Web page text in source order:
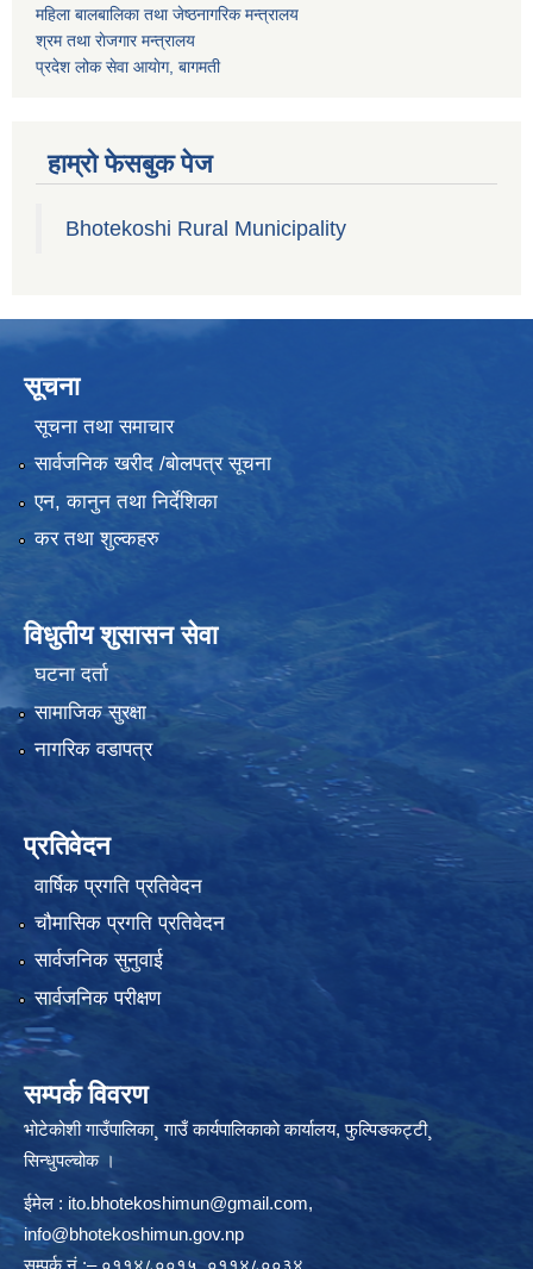
महिला बालबालिका तथा जेष्ठनागरिक मन्त्रालय
श्रम तथा राेजगार मन्त्रालय
प्रदेश लोक सेवा आयाेग, बागमती
हाम्रो फेसबुक पेज
Bhotekoshi Rural Municipality
सूचना
सूचना तथा समाचार
सार्वजनिक खरीद /बोलपत्र सूचना
एन, कानुन तथा निर्देशिका
कर तथा शुल्कहरु
विधुतीय शुसासन सेवा
घटना दर्ता
सामाजिक सुरक्षा
नागरिक वडापत्र
प्रतिवेदन
वार्षिक प्रगति प्रतिवेदन
चौमासिक प्रगति प्रतिवेदन
सार्वजनिक सुनुवाई
सार्वजनिक परीक्षण
सम्पर्क विवरण
भोटेकोशी गाउँपालिका¸ गाउँ कार्यपालिकाकाे कार्यालय, फुल्पिङकट्टी¸
सिन्धुपल्चोक ।
ईमेल : ito.bhotekoshimun@gmail.com,
info@bhotekoshimun.gov.np
सम्पर्क नं.:– ०११४८००१५, ०११४८००३४